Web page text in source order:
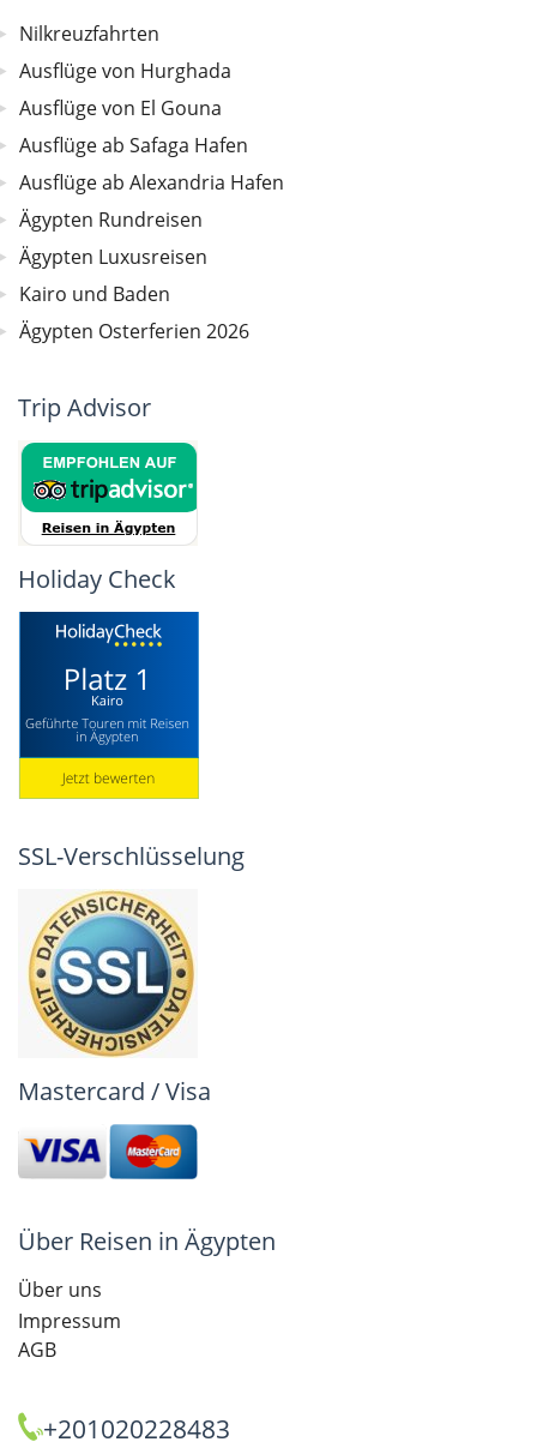
Nilkreuzfahrten
Ausflüge von Hurghada
Ausflüge von El Gouna
Ausflüge ab Safaga Hafen
Ausflüge ab Alexandria Hafen
Ägypten Rundreisen
Ägypten Luxusreisen
Kairo und Baden
Ägypten Osterferien 2026
Trip Advisor
Holiday Check
SSL-Verschlüsselung
Mastercard / Visa
Über Reisen in Ägypten
Über uns
Impressum
AGB
+201020228483